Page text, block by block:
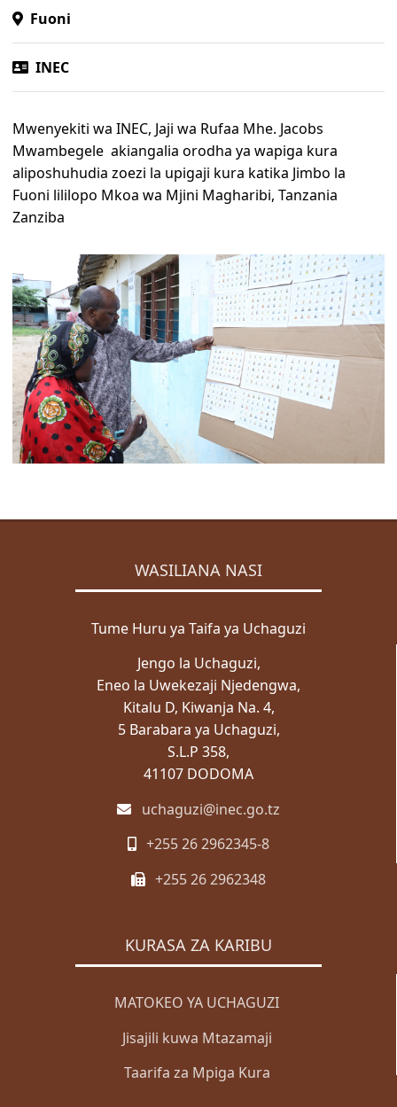
wabunge na madiwani wa mwaka 2025
Takwimu za Wapiga Kura Uchaguzi Mkuu wa Mwaka
2025
Ratiba ya kutoa Fomu za Uteuzi wa Wagombea wa Kiti
WATAZAMAJI
Mwongozo wa Watazamaji
Mfumo wa Usajili wa Watazamaji
ZABUNI
Zabuni za Ndani
Zabuni za Kimataifa
Wazabuni Walioshinda
WASILIANA NASI
Wasiliana Nasi
MENGINEYO
Fuoni
INEC
Mwenyekiti wa INEC, Jaji wa Rufaa Mhe. Jacobs
Mwambegele akiangalia orodha ya wapiga kura
aliposhuhudia zoezi la upigaji kura katika Jimbo la
Fuoni lililopo Mkoa wa Mjini Magharibi, Tanzania
Zanziba
WASILIANA NASI
Tume Huru ya Taifa ya Uchaguzi
Jengo la Uchaguzi,
Eneo la Uwekezaji Njedengwa,
Kitalu D, Kiwanja Na. 4,
5 Barabara ya Uchaguzi,
S.L.P 358,
41107 DODOMA
uchaguzi@inec.go.tz
+255 26 2962345-8
+255 26 2962348
KURASA ZA KARIBU
MATOKEO YA UCHAGUZI
Jisajili kuwa Mtazamaji
Taarifa za Mpiga Kura